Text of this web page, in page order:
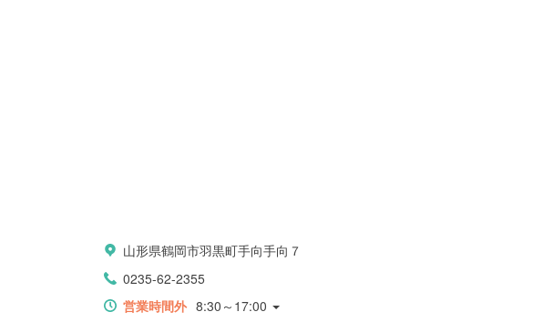
山形県鶴岡市羽黒町手向手向７
0235-62-2355
営業時間外 8:30～17:00